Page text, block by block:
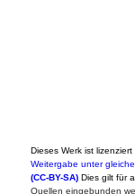
Dieses Werk ist
Weitergabe unter
(CC-BY-SA) Dies gilt für
Quellen eingebunden